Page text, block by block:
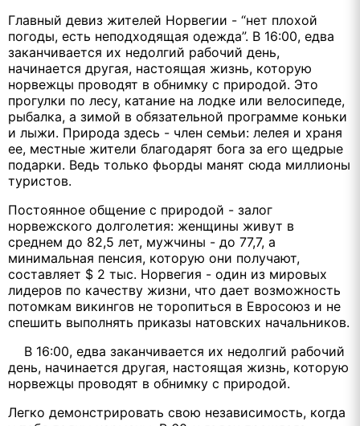
Главный девиз жителей Норвегии - “нет плохой
погоды, есть неподходящая одежда”. В 16:00, едва
заканчивается их недолгий рабочий день,
начинается другая, настоящая жизнь, которую
норвежцы проводят в обнимку с природой. Это
прогулки по лесу, катание на лодке или велосипеде,
рыбалка, а зимой в обязательной программе коньки
и лыжи. Природа здесь - член семьи: лелея и храня
ее, местные жители благодарят бога за его щедрые
подарки. Ведь только фьорды манят сюда миллионы
туристов.
Постоянное общение с природой - залог
норвежского долголетия: женщины живут в
среднем до 82,5 лет, мужчины - до 77,7, а
минимальная пенсия, которую они получают,
составляет $ 2 тыс. Норвегия - один из мировых
лидеров по качеству жизни, что дает возможность
потомкам викингов не торопиться в Евросоюз и не
спешить выполнять приказы натовских начальников.
В 16:00, едва заканчивается их недолгий рабочий
день, начинается другая, настоящая жизнь, которую
норвежцы проводят в обнимку с природой.
Легко демонстрировать свою независимость, когда